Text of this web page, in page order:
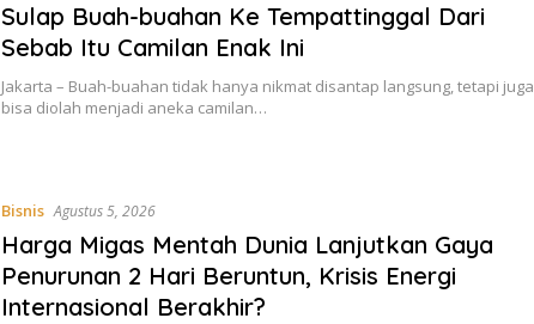
Sulap Buah-buahan Ke Tempattinggal Dari
Sebab Itu Camilan Enak Ini
Jakarta – Buah-buahan tidak hanya nikmat disantap langsung, tetapi juga
bisa diolah menjadi aneka camilan…
Bisnis Agustus 5, 2026
Harga Migas Mentah Dunia Lanjutkan Gaya
Penurunan 2 Hari Beruntun, Krisis Energi
Internasional Berakhir?